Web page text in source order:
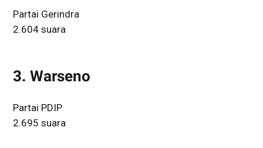
Partai Gerindra
2.604 suara
3. Warseno
Partai PDIP
2.695 suara